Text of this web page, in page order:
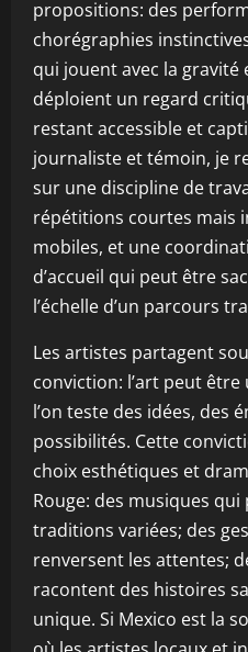
propositions: des
chorégraphies
qui jouent avec la gravité
déploient un regard
restant accessible et
journaliste et témoin, je
sur une discipline de
répétitions courtes mais
mobiles, et une
d’accueil qui peut être
l’échelle d’un parcours
Les artistes partagent
conviction: l’art peut
l’on teste des idées, des
possibilités. Cette
choix esthétiques et
Rouge: des musiques
traditions variées; des
renversent les attentes;
racontent des histoires
unique. Si Mexico est la